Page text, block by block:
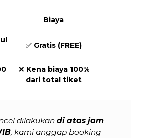
Biaya
✅ Gratis (FREE)
❌ Kena biaya 100%
dari total tiket
dilakukandi atas jam
, kami anggap booking